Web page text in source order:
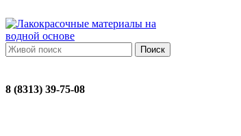
Поиск
8 (8313) 39-75-08